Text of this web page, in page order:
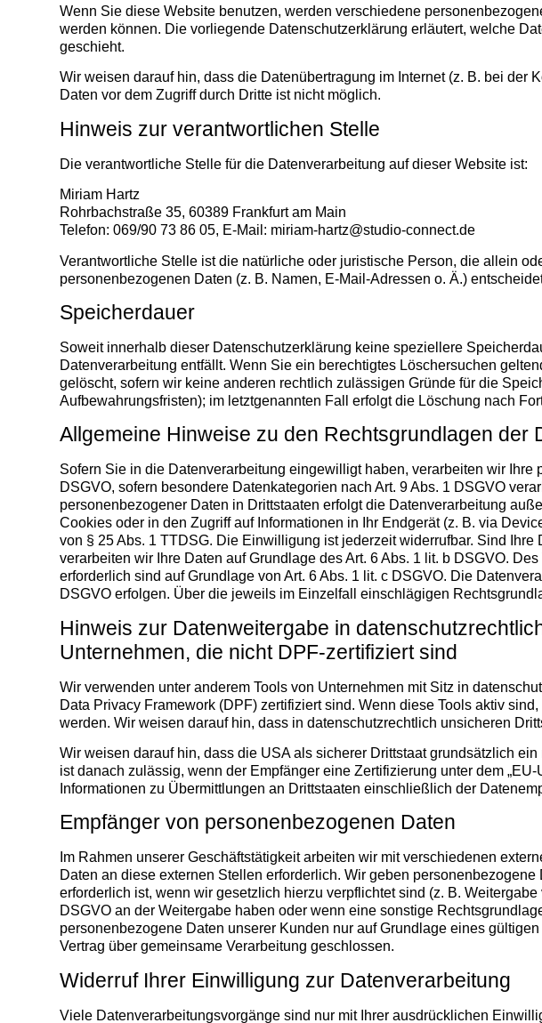
Wenn Sie diese Website benutzen, werden verschiedene
werden können. Die vorliegende Datenschutzerklärung erläutert, welche
geschieht.
Wir weisen darauf hin, dass die Datenübertragung im Internet (z. B. bei
Daten vor dem Zugriff durch Dritte ist nicht möglich.
Hinweis zur verantwortlichen Stelle
Die verantwortliche Stelle für die Datenverarbeitung auf dieser Website ist:
Miriam Hartz
Rohrbachstraße 35, 60389 Frankfurt am Main
Telefon: 069/90 73 86 05, E-Mail: miriam-hartz@studio-connect.de
Verantwortliche Stelle ist die natürliche oder juristische Person, die allein
personenbezogenen Daten (z. B. Namen, E-Mail-Adressen o. Ä.)
Speicherdauer
Soweit innerhalb dieser Datenschutzerklärung keine speziellere
Datenverarbeitung entfällt. Wenn Sie ein berechtigtes Löschersuchen
gelöscht, sofern wir keine anderen rechtlich zulässigen Gründe für die
Aufbewahrungsfristen); im letztgenannten Fall erfolgt die Löschung nach
Allgemeine Hinweise zu den Rechtsgrundlagen der
Sofern Sie in die Datenverarbeitung eingewilligt haben, verarbeiten wir Ihre
DSGVO, sofern besondere Datenkategorien nach Art. 9 Abs. 1 DSGVO
personenbezogener Daten in Drittstaaten erfolgt die Datenverarbeitung
Cookies oder in den Zugriff auf Informationen in Ihr Endgerät (z. B. via
von § 25 Abs. 1 TTDSG. Die Einwilligung ist jederzeit widerrufbar. Sind
verarbeiten wir Ihre Daten auf Grundlage des Art. 6 Abs. 1 lit. b DSGVO.
erforderlich sind auf Grundlage von Art. 6 Abs. 1 lit. c DSGVO. Die
DSGVO erfolgen. Über die jeweils im Einzelfall einschlägigen
Hinweis zur Datenweitergabe in
Unternehmen, die nicht DPF-zertifiziert sind
Wir verwenden unter anderem Tools von Unternehmen mit Sitz in
Data Privacy Framework (DPF) zertifiziert sind. Wenn diese Tools aktiv
werden. Wir weisen darauf hin, dass in datenschutzrechtlich unsicheren
Wir weisen darauf hin, dass die USA als sicherer Drittstaat grundsätzlich
ist danach zulässig, wenn der Empfänger eine Zertifizierung unter dem
Informationen zu Übermittlungen an Drittstaaten einschließlich der
Empfänger von personenbezogenen Daten
Im Rahmen unserer Geschäftstätigkeit arbeiten wir mit verschiedenen
Daten an diese externen Stellen erforderlich. Wir geben
erforderlich ist, wenn wir gesetzlich hierzu verpflichtet sind (z. B.
DSGVO an der Weitergabe haben oder wenn eine sonstige
personenbezogene Daten unserer Kunden nur auf Grundlage eines
Vertrag über gemeinsame Verarbeitung geschlossen.
Widerruf Ihrer Einwilligung zur Datenverarbeitung
Viele Datenverarbeitungsvorgänge sind nur mit Ihrer ausdrücklichen